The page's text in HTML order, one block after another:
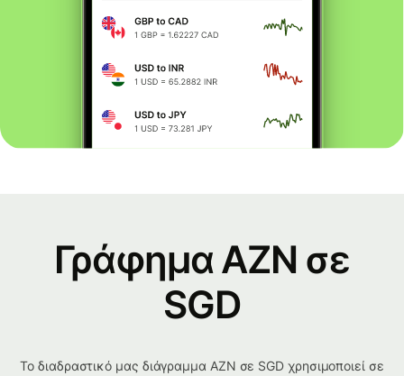
Γράφημα AZN σε
SGD
Το διαδραστικό μας διάγραμμα AZN σε SGD χρησιμοποιεί σε